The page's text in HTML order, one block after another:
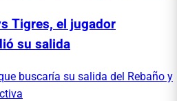
Tigres, el jugador
su salida
buscaría su salida del Rebaño y